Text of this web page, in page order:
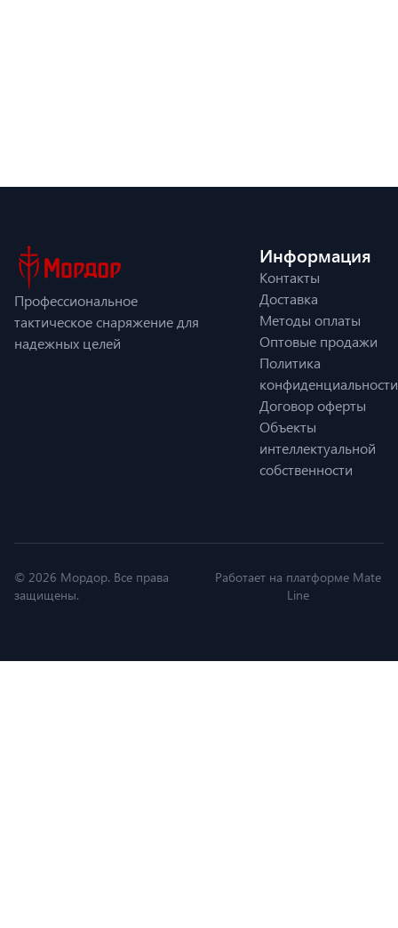
Профессиональное
тактическое снаряжение для
надежных целей
Информация
Контакты
Доставка
Методы оплаты
Оптовые продажи
Политика
конфиденциальности
Договор оферты
Объекты
интеллектуальной
собственности
© 2026 Мордор. Все права
защищены.
Работает на платформе Mate
Line